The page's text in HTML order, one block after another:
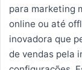
para marketing
online ou até
inovadora que
de vendas pela